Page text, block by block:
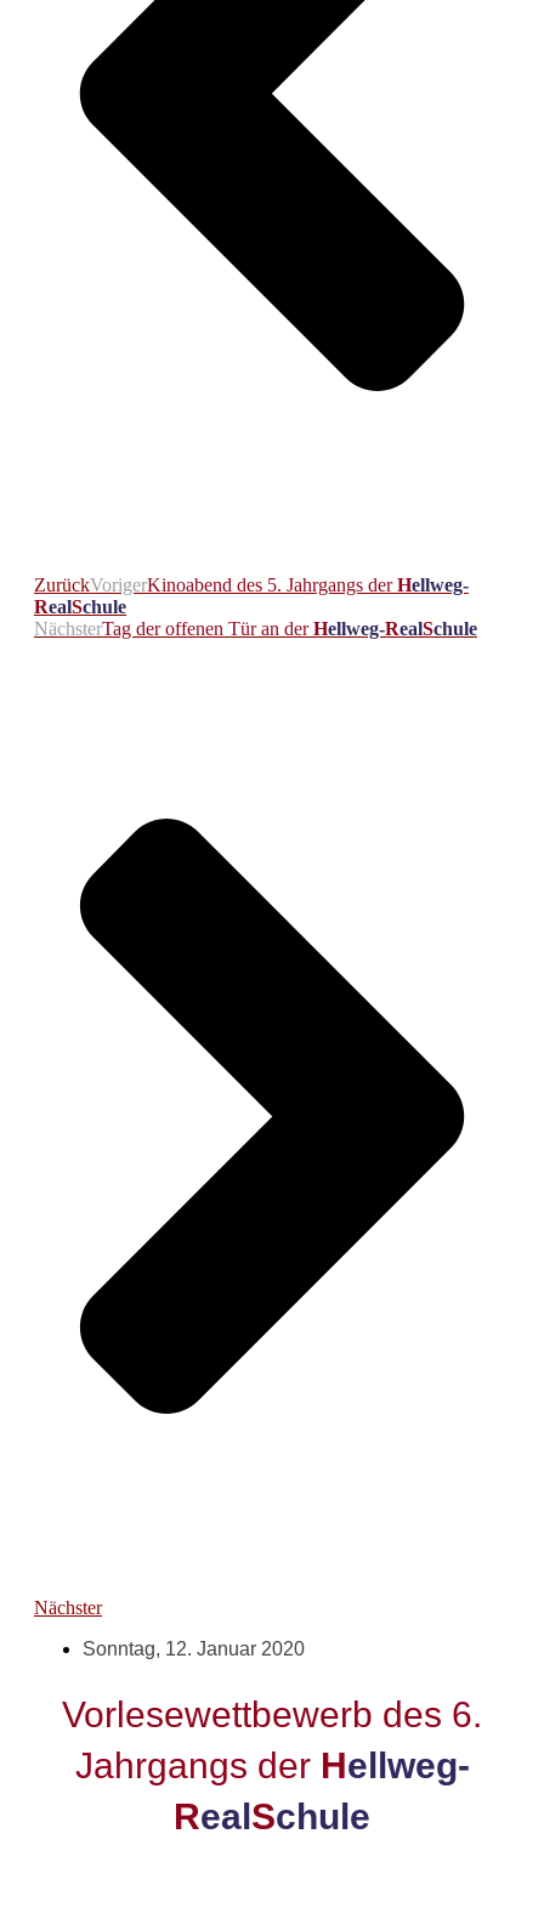
ZurückVorigerKinoabend des 5. Jahrgangs derHellweg-
RealSchule
NächsterTag der offenen Tür an derHellweg-RealSchule
Nächster
Sonntag, 12. Januar 2020
Vorlesewettbewerb des 6.
Jahrgangs der Hellweg-
Real Schule